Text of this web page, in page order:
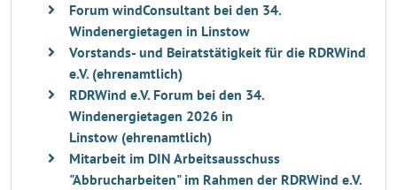
Forum windConsultant bei den 34.
Windenergietagen in Linstow
Vorstands- und Beiratstätigkeit für die RDRWind
e.V. (ehrenamtlich)
RDRWind e.V. Forum bei den 34.
Windenergietagen 2026 in
Linstow (ehrenamtlich)
Mitarbeit im DIN Arbeitsausschuss
"Abbrucharbeiten" im Rahmen der RDRWind e.V.